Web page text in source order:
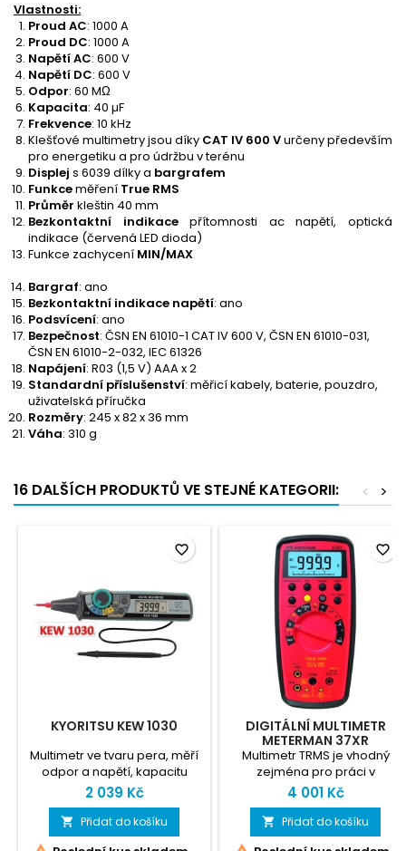
Vlastnosti:
Proud AC: 1000 A
Proud DC: 1000 A
Napětí AC: 600 V
Napětí DC: 600 V
Odpor: 60 MΩ
Kapacita: 40 µF
Frekvence: 10 kHz
Klešťové multimetry jsou díky CAT IV 600 Vurčeny především
pro energetiku a pro údržbu v terénu
Displej s 6039 dílky a bargrafem
Funkceměření True RMS
Průměr kleštin 40 mm
Bezkontaktní indikacepřítomnosti ac napětí, optická
indikace (červená LED dioda)
Funkce zachycení MIN/MAX
Bargraf: ano
Bezkontaktní indikace napětí: ano
Podsvícení: ano
Bezpečnost: ČSN EN 61010-1 CAT IV 600 V, ČSN EN 61010-031,
ČSN EN 61010-2-032, IEC 61326
Napájení: R03 (1,5 V) AAA x 2
Standardní příslušenství: měřicí kabely, baterie, pouzdro,
uživatelská příručka
Rozměry: 245 x 82 x 36 mm
Váha: 310 g
16 DALŠÍCH PRODUKTŮ VE STEJNÉ KATEGORII: >
<
KYORITSU KEW 1030
Multimetr ve tvaru pera, měří
odpor a napětí, kapacitu
spojitost
2 039 Kč
 Přidat do košíku
favorite_border
DIGITÁLNÍ MULTIMETR
METERMAN 37XR
Multimetr TRMS je vhodný
zejména pro práci v
laboratorních podmínkách. K
tomu ho předurčuje přesnost
0,1 %, citlivost 10 000 digitů,
funkce pro měření
4 001 Kč
 Přidat do košíku
favorite_border